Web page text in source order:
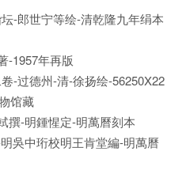
-郎世宁等绘-清乾隆九年绢本
-1957年再版
-过德州-清-徐扬绘-56250X22
馆藏
撰-明鍾惺定-明萬曆刻本
吳中珩校明王肯堂編-明萬曆